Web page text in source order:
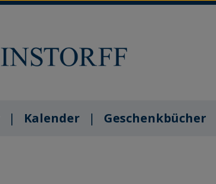
Kalender Geschenkbücher